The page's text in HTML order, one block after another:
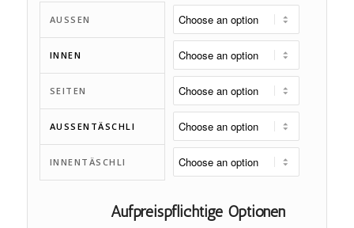
AUSSEN
INNEN
SEITEN
AUSSENTÄSCHLI
INNENTÄSCHLI
Aufpreispflichtige Optionen